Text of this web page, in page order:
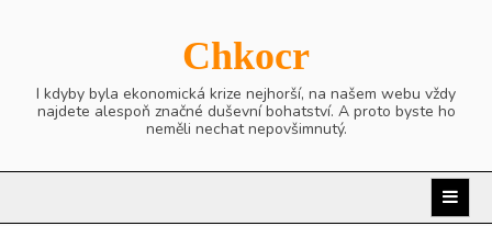
Chkocr
I kdyby byla ekonomická krize nejhorší, na našem webu vždy
najdete alespoň značné duševní bohatství. A proto byste ho
neměli nechat nepovšimnutý.